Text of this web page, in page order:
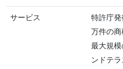
サービス
特許庁
万件の
最大規
ンドテ